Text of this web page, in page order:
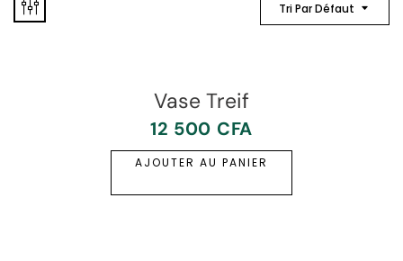
Tri Par Défaut
Vase Treif
12 500 CFA
AJOUTER AU PANIER